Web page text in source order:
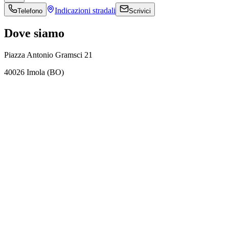
Telefono Indicazioni stradali Scrivici
Dove siamo
Piazza Antonio Gramsci 21
40026 Imola (BO)